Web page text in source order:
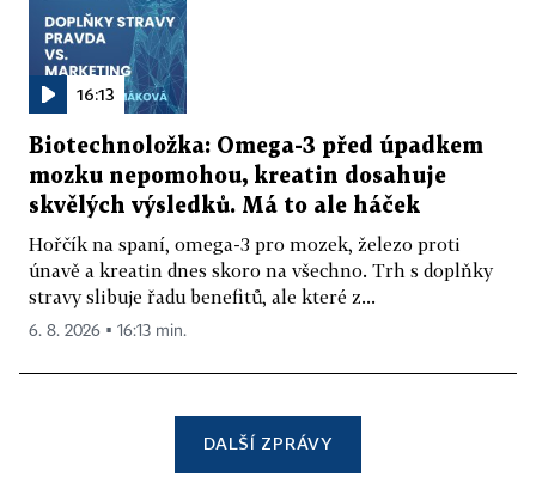
16:13
Biotechnoložka: Omega-3 před úpadkem
mozku nepomohou, kreatin dosahuje
skvělých výsledků. Má to ale háček
Hořčík na spaní, omega-3 pro mozek, železo proti
únavě a kreatin dnes skoro na všechno. Trh s doplňky
stravy slibuje řadu benefitů, ale které z...
6. 8. 2026 ▪ 16:13 min.
DALŠÍ ZPRÁVY